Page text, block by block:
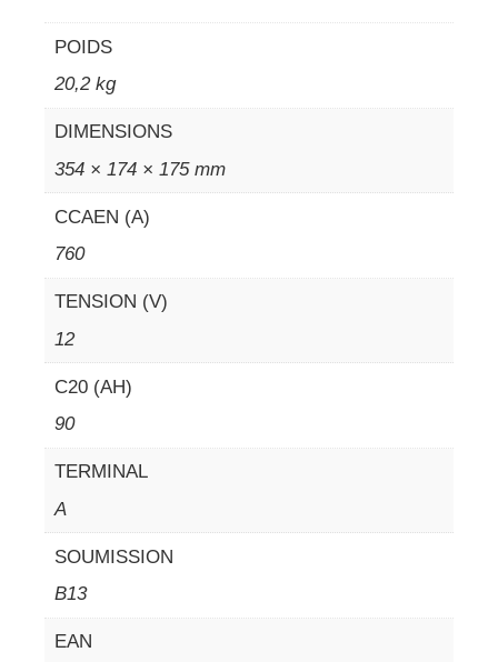
POIDS
20,2 kg
DIMENSIONS
354 × 174 × 175 mm
CCAEN (A)
760
TENSION (V)
12
C20 (AH)
90
TERMINAL
A
SOUMISSION
B13
EAN